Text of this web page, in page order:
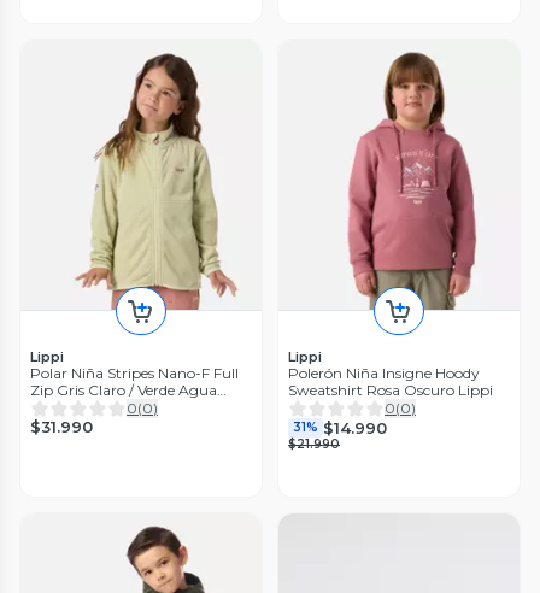
Lippi
Polar Niña Stripes Nano-F Full
Zip Gris Claro / Verde Agua
Lippi V26
0(0)
$31.990
Lippi
Polerón Niña Insigne Hoody
Sweatshirt Rosa Oscuro Lippi
0(0)
31% $14.990
$21.990